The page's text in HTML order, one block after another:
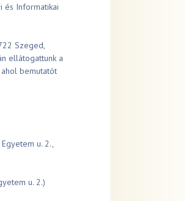
és Informatikai
Szeged,
ellátogattunk a
bemutatót
u. 2.,
u. 2.)